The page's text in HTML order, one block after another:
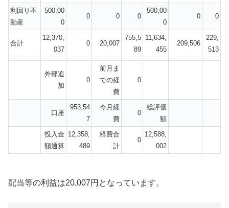
利回り不
動産
500,00
0
0 0 0
500,00
0
0 0
合計
12,370,
037
0 20,007
755,5
89
11,634,
455
209,506
229,
513
外部追
加
0
前月ま
での経
費
0
口座
953,54
7
今月経
費
0
総評価
額
投入金
額通算
12,358,
489
経費合
計
0
12,588,
002
配当等の利益は20,007円となっています。